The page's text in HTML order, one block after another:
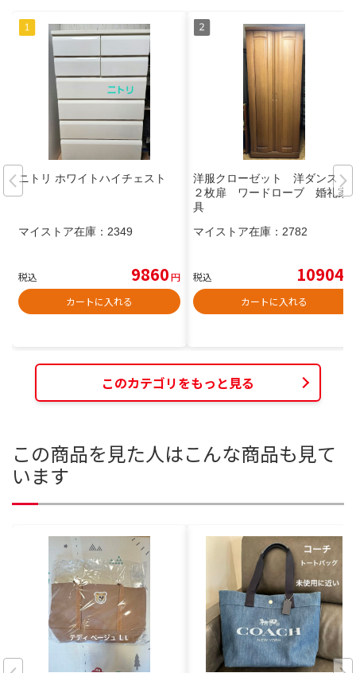
ニトリ ホワイトハイチェスト
マイストア在庫： 2349
税込 9860円
カートに入れる
洋服クローゼット 洋ダンス
２枚扉 ワードローブ 婚礼家
具
マイストア在庫： 2782
税込 10904
カートに入れる
このカテゴリをもっと見る
この商品を見た人はこんな商品も見て
います